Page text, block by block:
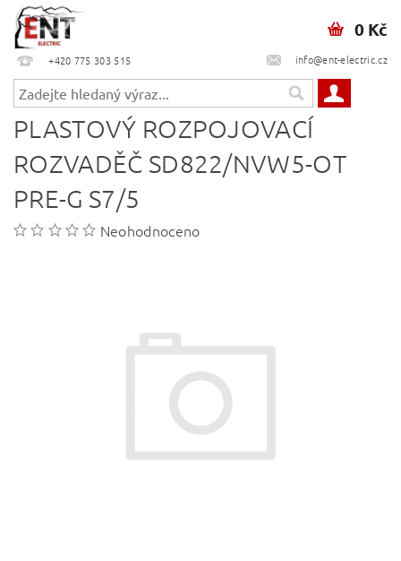
+420 775 303 515 info@ent-electric.cz
0 Kč
PLASTOVÝ ROZPOJOVACÍ
ROZVADĚČ SD822/NVW5-OT
PRE-G S7/5
Neohodnoceno